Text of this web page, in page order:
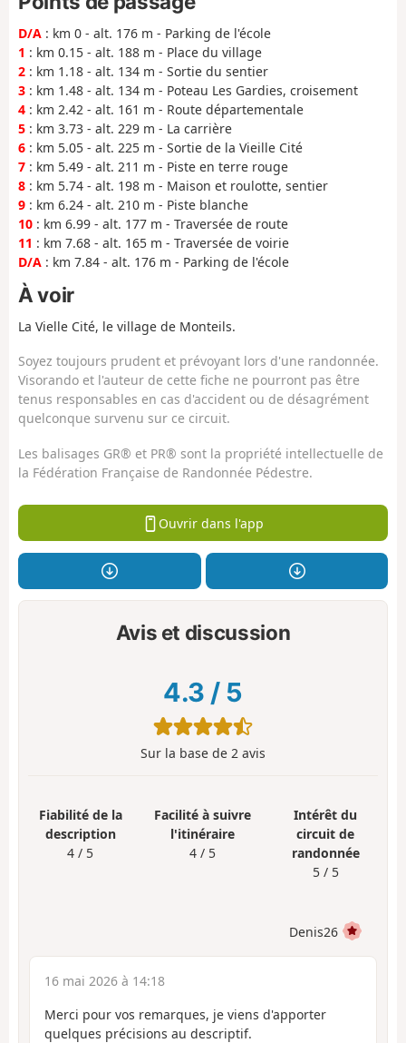
D/A : km 0 - alt. 176 m - Parking de l'école
1 : km 0.15 - alt. 188 m - Place du village
2 : km 1.18 - alt. 134 m - Sortie du sentier
3 : km 1.48 - alt. 134 m - Poteau Les Gardies, croisement
4 : km 2.42 - alt. 161 m - Route départementale
5 : km 3.73 - alt. 229 m - La carrière
6 : km 5.05 - alt. 225 m - Sortie de la Vieille Cité
7 : km 5.49 - alt. 211 m - Piste en terre rouge
8 : km 5.74 - alt. 198 m - Maison et roulotte, sentier
9 : km 6.24 - alt. 210 m - Piste blanche
10 : km 6.99 - alt. 177 m - Traversée de route
11 : km 7.68 - alt. 165 m - Traversée de voirie
D/A : km 7.84 - alt. 176 m - Parking de l'école
À voir
La Vielle Cité, le village de Monteils.
Soyez toujours prudent et prévoyant lors d'une randonnée.
Visorando et l'auteur de cette fiche ne pourront pas être
tenus responsables en cas d'accident ou de désagrément
quelconque survenu sur ce circuit.
Les balisages GR® et PR® sont la propriété intellectuelle de
la Fédération Française de Randonnée Pédestre.
Ouvrir dans l'app
Avis et discussion
4.3 / 5
Sur la base de 2 avis
Fiabilité de la
description
4 / 5
Facilité à suivre
l'itinéraire
4 / 5
Intérêt du
circuit de
randonnée
5 / 5
Denis26
16 mai 2026 à 14:18
Merci pour vos remarques, je viens d'apporter
quelques précisions au descriptif.